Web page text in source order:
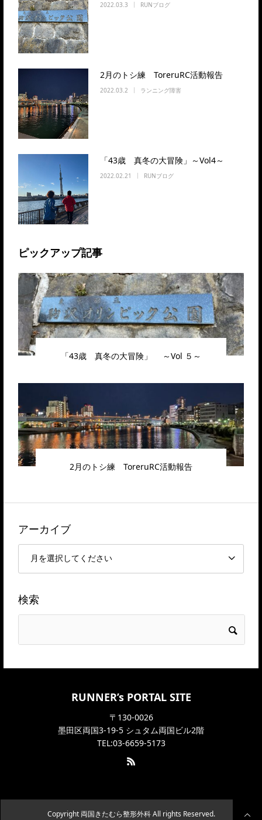
2022.03.3 RUNブログ
2月のトシ練 ToreruRC活動報告
2022.03.2 ランニング障害
「43歳 真冬の大冒険」～Vol4～
2022.02.21 RUNブログ
ピックアップ記事
「43歳 真冬の大冒険」 ～Vol ５～
2月のトシ練 ToreruRC活動報告
アーカイブ
検索
RUNNER’s PORTAL SITE
〒130-0026
墨田区両国3-19-5 シュタム両国ビル2階
TEL:03-6659-5173
Copyright 両国きたむら整形外科 All rights Reserved.